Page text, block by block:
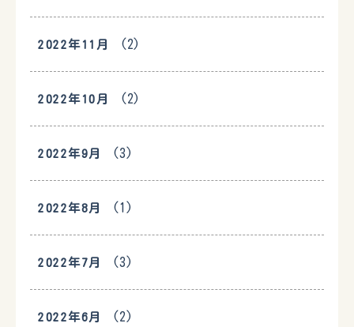
2022年11月 (2)
2022年10月 (2)
2022年9月 (3)
2022年8月 (1)
2022年7月 (3)
2022年6月 (2)